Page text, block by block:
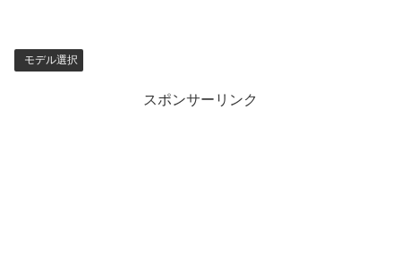
モデル選択
スポンサーリンク